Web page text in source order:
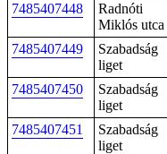
7485407448
Radnóti
Miklós utca
7485407449
Szabadság
liget
7485407450
Szabadság
liget
7485407451
Szabadság
liget